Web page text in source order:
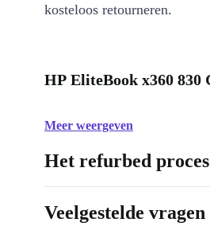
kosteloos retourneren.
HP EliteBook x360 830
Meer weergeven
Het refurbed proces
Veelgestelde vragen